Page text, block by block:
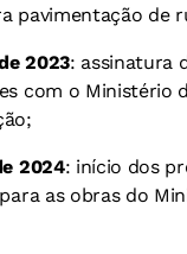
pavimentação de
2023: assinatura
com o Ministério
2024: início dos
as obras do